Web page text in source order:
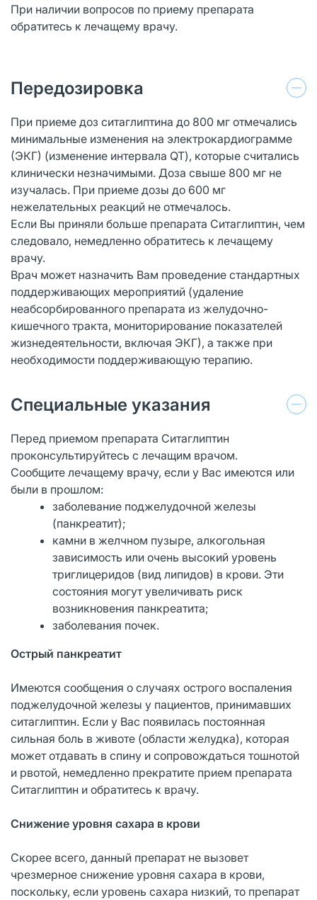
При наличии вопросов по приему препарата
обратитесь к лечащему врачу.
Передозировка
При приеме доз ситаглиптина до 800 мг отмечались
минимальные изменения на электрокардиограмме
(ЭКГ) (изменение интервала QT), которые считались
клинически незначимыми. Доза свыше 800 мг не
изучалась. При приеме дозы до 600 мг
нежелательных реакций не отмечалось.
Если Вы приняли больше препарата Ситаглиптин, чем
следовало, немедленно обратитесь к лечащему
врачу.
Врач может назначить Вам проведение стандартных
поддерживающих мероприятий (удаление
неабсорбированного препарата из желудочно-
кишечного тракта, мониторирование показателей
жизнедеятельности, включая ЭКГ), а также при
необходимости поддерживающую терапию.
Специальные указания
Перед приемом препарата Ситаглиптин
проконсультируйтесь с лечащим врачом.
Сообщите лечащему врачу, если у Вас имеются или
были в прошлом:
заболевание поджелудочной железы
(панкреатит);
камни в желчном пузыре, алкогольная
зависимость или очень высокий уровень
триглицеридов (вид липидов) в крови. Эти
состояния могут увеличивать риск
возникновения панкреатита;
заболевания почек.
Острый панкреатит
Имеются сообщения о случаях острого воспаления
поджелудочной железы у пациентов, принимавших
ситаглиптин. Если у Вас появилась постоянная
сильная боль в животе (области желудка), которая
может отдавать в спину и сопровождаться тошнотой
и рвотой, немедленно прекратите прием препарата
Ситаглиптин и обратитесь к врачу.
Снижение уровня сахара в крови
Скорее всего, данный препарат не вызовет
чрезмерное снижение уровня сахара в крови,
поскольку, если уровень сахара низкий, то препарат